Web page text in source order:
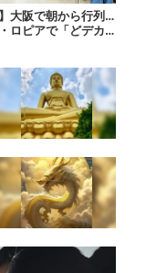
】大阪で朝から行列…
ロピアで「どデカ
開始30分で“1...